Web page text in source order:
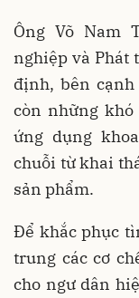
Ông Võ Nam
nghiệp và Phát
định, bên
còn những
ứng dụng
chuỗi từ khai
sản phẩm.
Để khắc phục
trung các cơ
cho ngư dân